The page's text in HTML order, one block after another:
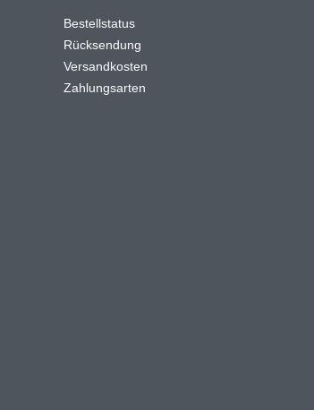
Bestellstatus
Rücksendung
Versandkosten
Zahlungsarten